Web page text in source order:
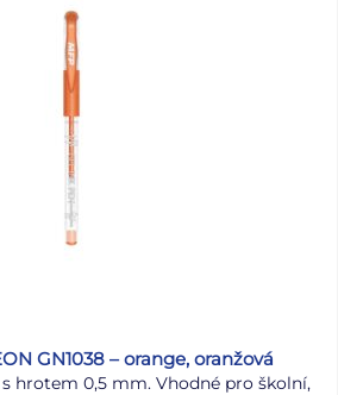
saponátu Motiv: sova
GN1038 – orange, oranžová
s hrotem 0,5 mm. Vhodné pro školní,